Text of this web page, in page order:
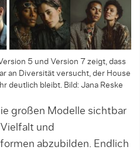
5 und Version 7 zeigt, dass
an Diversität versucht, der House
deutlich bleibt. Bild: Jana Reske
großen Modelle sichtbar
und
abzubilden. Endlich